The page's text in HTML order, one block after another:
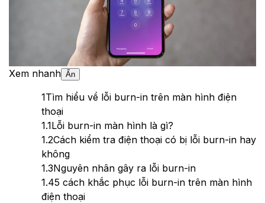
Xem nhanh Ẩn
1Tìm hiểu về lỗi burn-in trên màn hình điện
thoại
1.1Lỗi burn-in màn hình là gì?
1.2Cách kiểm tra điện thoại có bị lỗi burn-in hay
không
1.3Nguyên nhân gây ra lỗi burn-in
1.45 cách khắc phục lỗi burn-in trên màn hình
điện thoại